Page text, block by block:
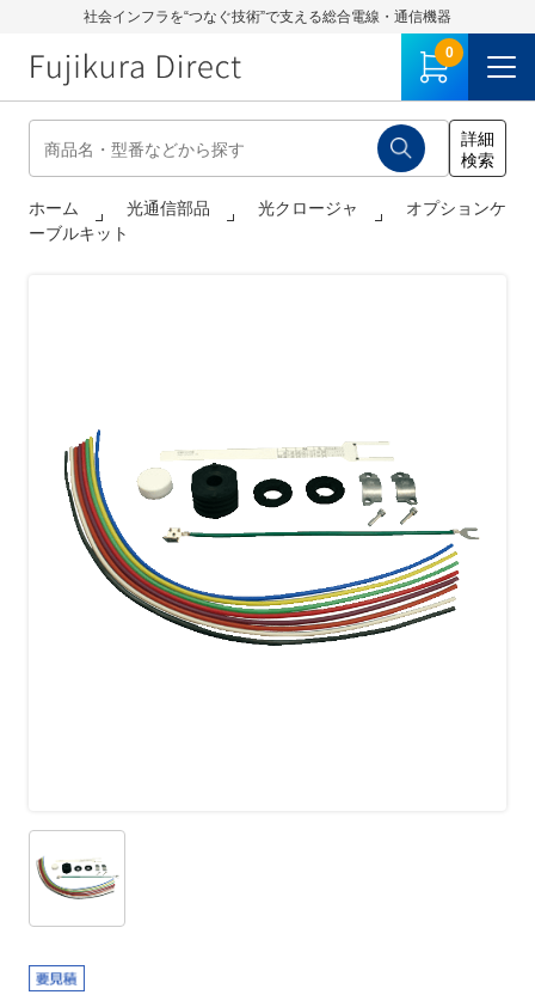
社会インフラを“つなぐ技術”で支える総合電線・通信機器
0
ホーム 光通信部品 光クロージャ
オプションケ
ーブルキット